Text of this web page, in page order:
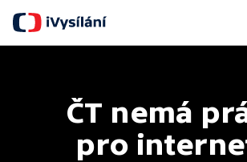
ČT nemá
pro